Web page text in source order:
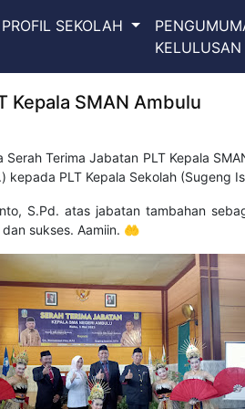
PROFIL SEKOLAH
KELULUSAN
Kepala SMAN Ambulu
Terima Jabatan PLT Kepala
kepada PLT Kepala Sekolah (Sugeng
S.Pd. atas jabatan tambahan
sukses. Aamiin. 🤲